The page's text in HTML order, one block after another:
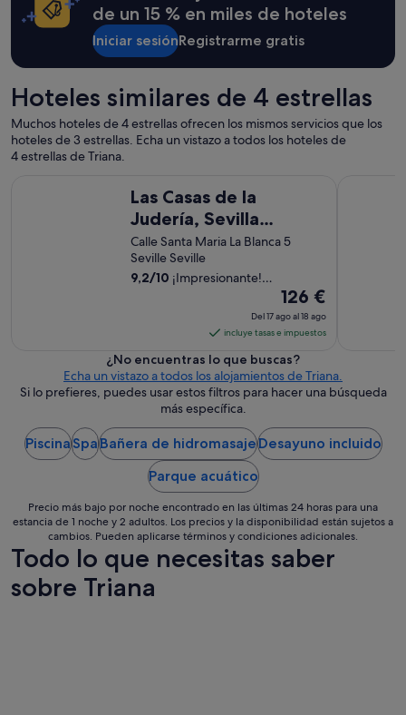
b
e
.
T
o
d
m
n
d
a
b
de un 15 % en miles de hoteles
Iniciar sesiónRegistrarme gratis
Hoteles similares de 4 estrellas
Muchos hoteles de 4 estrellas ofrecen los mismos servicios que los
hoteles de 3 estrellas. Echa un vistazo a todos los hoteles de
4 estrellas de Triana.
Las Casas de la
Judería, Sevilla
Historic City Center
Calle Santa Maria La Blanca 5
Seville Seville
9,2/10 ¡Impresionante!
El
precio
es
de
126 €
por
del
17
ago
18
ago
126 €
Del 17 ago al 18 ago
incluye tasas e impuestos
¿No encuentras lo que buscas?
Echa un vistazo a todos los alojamientos de Triana.
Si lo prefieres, puedes usar estos filtros para hacer una búsqueda
más específica.
PiscinaSpaBañera de hidromasajeDesayuno incluido
Parque acuático
Precio más bajo por noche encontrado en las últimas 24 horas para una
estancia de 1 noche y 2 adultos. Los precios y la disponibilidad están sujetos a
cambios. Pueden aplicarse términos y condiciones adicionales.
Todo lo que necesitas saber
sobre Triana